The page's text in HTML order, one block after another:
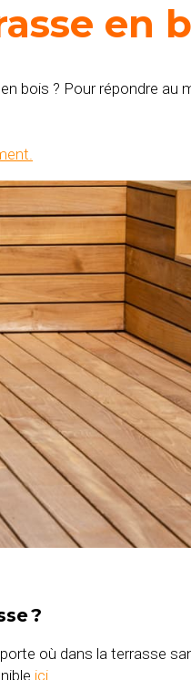
en
bois ? Pour répondre au
?
où dans la terrasse
ici.